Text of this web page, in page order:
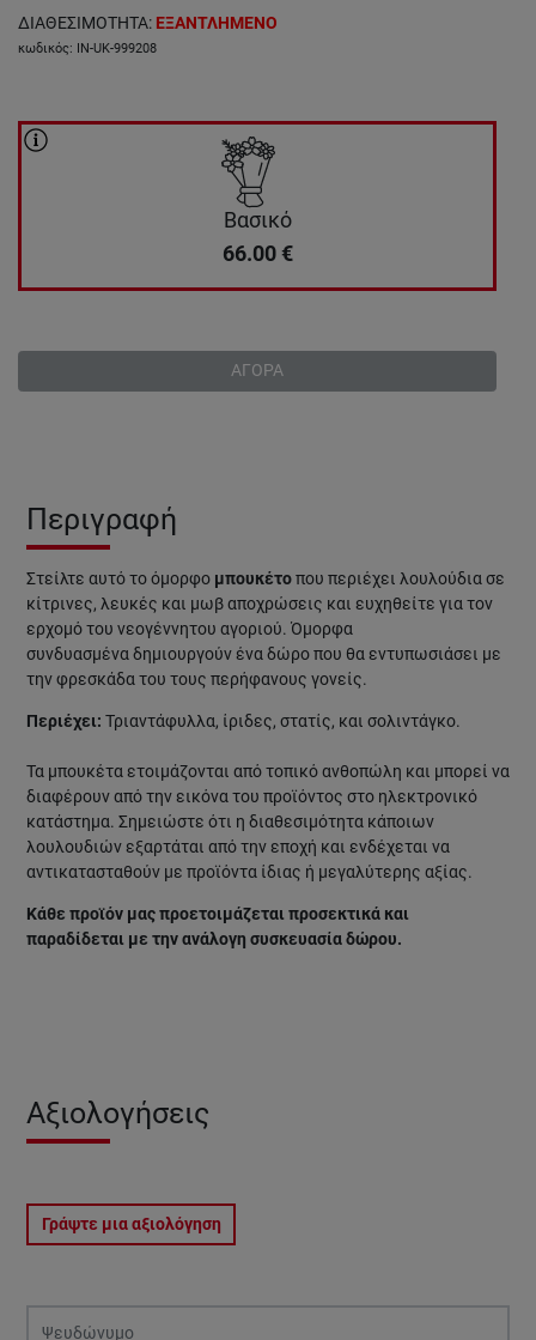
ΔΙΑΘΕΣΙΜΟΤΗΤΑ: ΕΞΑΝΤΛΗΜΕΝΟ
κωδικός: IN-UK-999208
Βασικό
66.00 €
ΑΓΟΡΑ
Περιγραφή
Στείλτε αυτό το όμορφο μπουκέτοπου περιέχει λουλούδια σε
κίτρινες, λευκές και μωβ αποχρώσεις και ευχηθείτε για τον
ερχομό του νεογέννητου αγοριού. Όμορφα
συνδυασμένα δημιουργούν ένα δώρο που θα εντυπωσιάσει με
την φρεσκάδα του τους περήφανους γονείς.
Περιέχει: Τριαντάφυλλα, ίριδες, στατίς, και σολιντάγκο.
Τα μπουκέτα ετοιμάζονται από τοπικό ανθοπώλη και μπορεί να
διαφέρουν από την εικόνα του προϊόντος στο ηλεκτρονικό
κατάστημα. Σημειώστε ότι η διαθεσιμότητα κάποιων
λουλουδιών εξαρτάται από την εποχή και ενδέχεται να
αντικατασταθούν με προϊόντα ίδιας ή μεγαλύτερης αξίας.
Κάθε προϊόν μας προετοιμάζεται προσεκτικά και
παραδίδεται με την ανάλογη συσκευασία δώρου.
Αξιολογήσεις
Γράψτε μια αξιολόγηση